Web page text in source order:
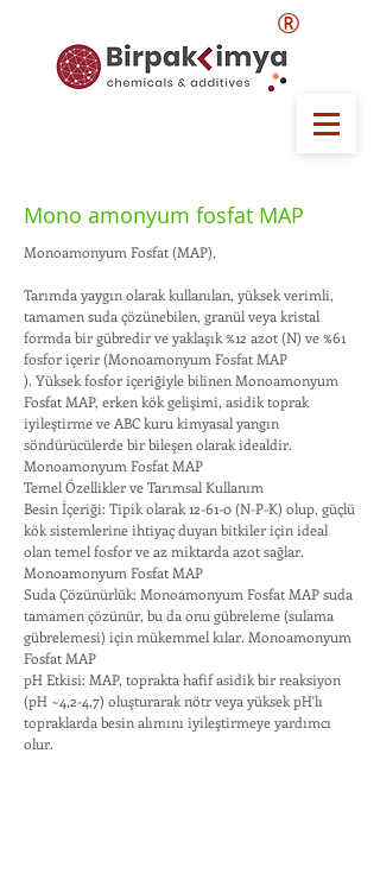
®
Mono amonyum fosfat MAP
Monoamonyum Fosfat (MAP),
Tarımda yaygın olarak kullanılan, yüksek verimli,
tamamen suda çözünebilen, granül veya kristal
formda bir gübredir ve yaklaşık %12 azot (N) ve %61
fosfor içerir (Monoamonyum Fosfat MAP
). Yüksek fosfor içeriğiyle bilinen Monoamonyum
Fosfat MAP, erken kök gelişimi, asidik toprak
iyileştirme ve ABC kuru kimyasal yangın
söndürücülerde bir bileşen olarak idealdir.
Monoamonyum Fosfat MAP
Temel Özellikler ve Tarımsal Kullanım
Besin İçeriği: Tipik olarak 12-61-0 (N-P-K) olup, güçlü
kök sistemlerine ihtiyaç duyan bitkiler için ideal
olan temel fosfor ve az miktarda azot sağlar.
Monoamonyum Fosfat MAP
Suda Çözünürlük: Monoamonyum Fosfat MAP suda
tamamen çözünür, bu da onu gübreleme (sulama
gübrelemesi) için mükemmel kılar. Monoamonyum
Fosfat MAP
pH Etkisi: MAP, toprakta hafif asidik bir reaksiyon
(pH ~4,2-4,7) oluşturarak nötr veya yüksek pH'lı
topraklarda besin alımını iyileştirmeye yardımcı
olur.